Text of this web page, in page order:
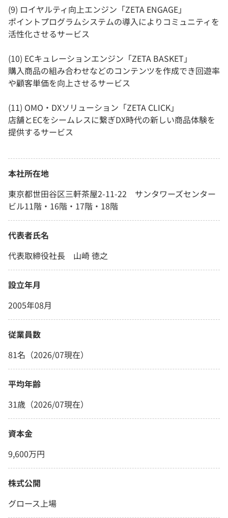
(9) ロイヤルティ向上エンジン「ZETA ENGAGE」
ポイントプログラムシステムの導入によりコミュニティを
活性化させるサービス
(10) ECキュレーションエンジン「ZETA BASKET」
購入商品の組み合わせなどのコンテンツを作成でき回遊率
や顧客単価を向上させるサービス
(11) OMO・DXソリューション「ZETA CLICK」
店舗とECをシームレスに繋ぎDX時代の新しい商品体験を
提供するサービス
本社所在地
東京都世田谷区三軒茶屋2-11-22 サンタワーズセンター
ビル11階・16階・17階・18階
代表者氏名
代表取締役社長 山崎 徳之
設立年月
2005年08月
従業員数
81名（2026/07現在）
平均年齢
31歳（2026/07現在）
資本金
9,600万円
株式公開
グロース上場